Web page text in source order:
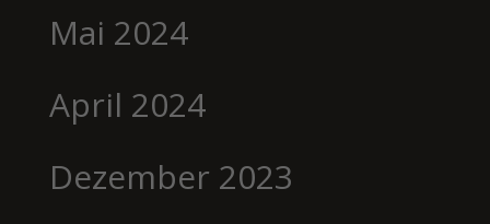
Mai 2024
April 2024
Dezember 2023